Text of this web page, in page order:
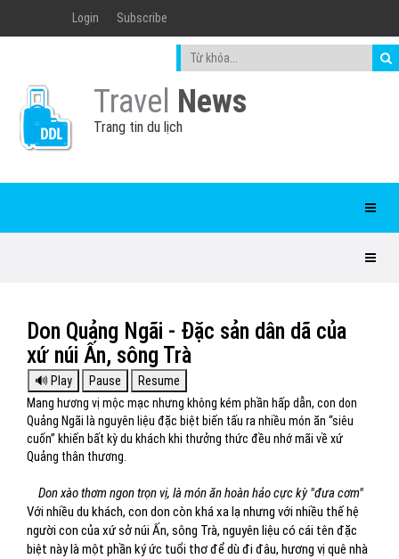
Login Subscribe
Travel News
Trang tin du lịch
Don Quảng Ngãi - Đặc sản dân dã của
xứ núi Ấn, sông Trà
Mang hương vị mộc mạc nhưng không kém phần hấp dẫn, con don
Quảng Ngãi là nguyên liệu đặc biệt biến tấu ra nhiều món ăn “siêu
cuốn” khiến bất kỳ du khách khi thưởng thức đều nhớ mãi về xứ
Quảng thân thương.
Don xào thơm ngon trọn vị, là món ăn hoàn hảo cực kỳ "đưa cơm"
Với nhiều du khách, con don còn khá xa lạ nhưng với nhiều thế hệ
người con của xứ sở núi Ấn, sông Trà, nguyên liệu có cái tên đặc
biệt này là một phần ký ức tuổi thơ để dù đi đâu, hương vị quê nhà